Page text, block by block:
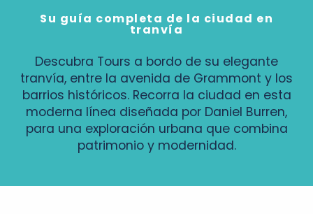
Su guía completa de la ciudad en
tranvía
Descubra Tours a bordo de su elegante
tranvía, entre la avenida de Grammont y los
barrios históricos. Recorra la ciudad en esta
moderna línea diseñada por Daniel Burren,
para una exploración urbana que combina
patrimonio y modernidad.